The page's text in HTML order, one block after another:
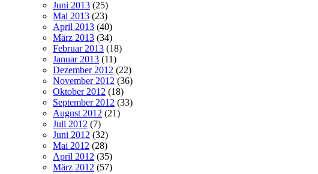
Juni 2013 (25)
Mai 2013 (23)
April 2013 (40)
März 2013 (34)
Februar 2013 (18)
Januar 2013 (11)
Dezember 2012 (22)
November 2012 (36)
Oktober 2012 (18)
September 2012 (33)
August 2012 (21)
Juli 2012 (7)
Juni 2012 (32)
Mai 2012 (28)
April 2012 (35)
März 2012 (57)